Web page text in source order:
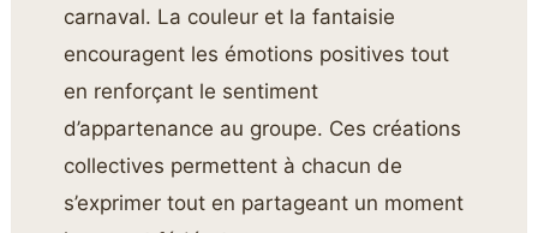
carnaval. La couleur et la fantaisie
encouragent les émotions positives tout
en renforçant le sentiment
d’appartenance au groupe. Ces créations
collectives permettent à chacun de
s’exprimer tout en partageant un moment